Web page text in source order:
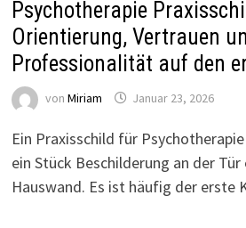
Psychotherapie
Orientierung, Vertrauen
Professionalität auf den
von Miriam Januar 23, 2026
Ein Praxisschild für
ein Stück Beschilderung an der
Hauswand. Es ist häufig der